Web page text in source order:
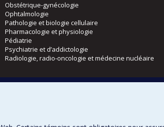
Obstétrique-gynécologie
Ophtalmologie
Pathologie et biologie cellulaire
Pharmacologie et physiologie
Pédiatrie
Psychiatrie et d’addictologie
Radiologie, radio-oncologie et médecine nucléaire